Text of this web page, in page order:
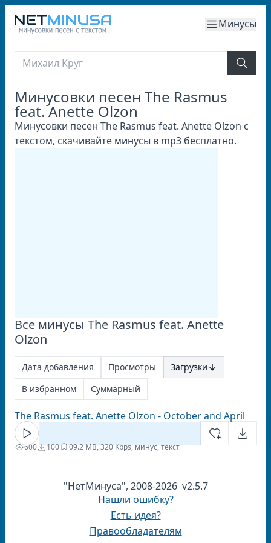
Минусы
Минусовки песен The Rasmus
feat. Anette Olzon
Минусовки песен The Rasmus feat. Anette Olzon с
текстом, скачивайте минусы в mp3 бесплатно.
Все минусы The Rasmus feat. Anette
Olzon
Дата добавления Просмотры
Загрузки
В избранном
Суммарный
The Rasmus feat. Anette Olzon - October and April
600 100 09.2 MB, 320 Kbps, минус, текст
"НетМинуса", 2008-2026 v2.5.7
Нашли ошибку?
Есть идея?
Правообладателям